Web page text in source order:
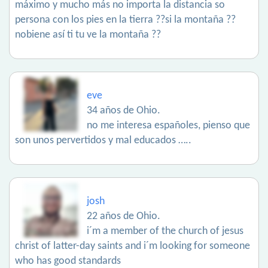
máximo y mucho más no importa la distancia so
persona con los pies en la tierra ??si la montaña ??
nobiene así ti tu ve la montaña ??
eve
34 años de Ohio.
no me interesa españoles, pienso que
son unos pervertidos y mal educados …..
josh
22 años de Ohio.
i´m a member of the church of jesus
christ of latter-day saints and i´m looking for someone
who has good standards